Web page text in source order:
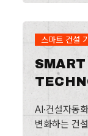
스마트 건설
AI·건설자동
변화하는 건